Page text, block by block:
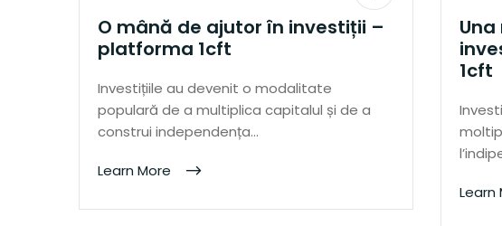
O mână de ajutor în investiții –
platforma 1cft
Investițiile au devenit o modalitate
populară de a multiplica capitalul și de a
construi independența…
Learn More
1cft
Learn